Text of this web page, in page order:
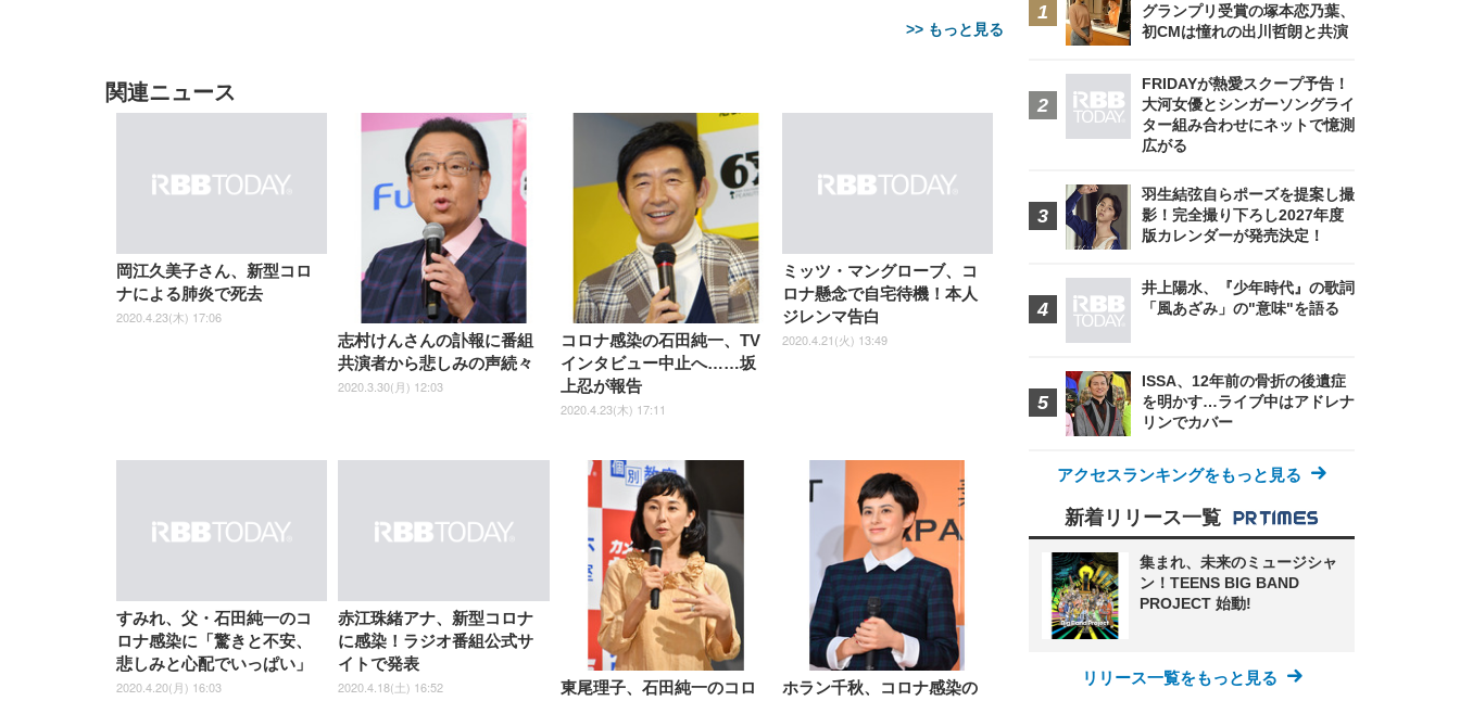
>> もっと見る
子 テレワーク 疲れない 跳ね
上げ式アームレスト コンパク
ト 約105度ロッキング pc 事務
ナイロン樹脂ベース 通気性メ
￥5,699
SIHOO B100 オフィスチェア
／デスクチェア メッシュチェ
ア 人間工学 疲れない ブラッ
Sezlife オフィスチェア デスク
チェア 疲れない テレワーク
チェア 強化バックレスト 30
度ロッキング機能 人間工学 椅
子 腰サポート 90度跳ね上げ
式アームレスト 3Dヘッドレス
ト ハンガー付き 高反発クッシ
ョン PCチェア 通気性メッシ
ュ ゲーミング/勉強/事務用 お
しゃれ パソコンチェア (ブラ
￥7,680
Sezlife オフィスチェア デスク
チェア 疲れない テレワーク
チェア 強化バックレスト 30度
ロッキング機能 人間工学 椅子
腰サポート 90度跳ね上げ式ア
ームレスト 3Dヘッドレスト
ハンガー付き 高反発クッショ
ン PCチェア 通気性メッシュ
ゲーミング/勉強/事務用 おし
￥7,680
ッシュ 通気性 ランバーサ
ポート付き 腰サポート ガ
ス圧無段階昇降 360度回
転 キャスター付き コンパ
クト 幅52×奥行58.5×高さ
84～96cm テレワーク 在
￥4,139
EV3240X-WT | 31.5型4K
UHD・USB Type-C・ホワイ
ト
￥105,595
EIZO ビジネス向けプレミア
ムモニター | FlexScan
EV2740X-WT | 27.0型4K
UHD・USB Type-C・ホワイ
【純正品】27"ゲーミングモ
ニター DualSense 充電フッ
ク付き（CFI-ZDM1J）
￥49,979
【整備済み品】Dell
E2724HS 27インチ 液晶モ
ニター フル
HD（1920×1080）VA 非光
沢 HDMI/DisplayPort/VGA
スピーカー内蔵 高さ調整 ス
イベル VESA対応
ComfortView ビジネス向け
￥15,800
Gaming Monitor 24” Essential ゲ
ーミングモニター QD 24.5インチ
1ms FHD 量子ドット 残像低減 (3
年保証 | 輝点保証 | 日本メーカー)
￥34,980
ーツ 薄型 レギュラー 1回使い
捨て 無香料 ホワイト 300枚
￥3,373
Amazonベーシック ペットシ
ーツ 厚型 ワイド 42枚x2袋(84
枚) ホワイト(吸収面:ライトブ
ネオ・ルーライフ ネオ・オム
ツ L 中型犬用 26枚入り 単品
￥1,800
Smart Basic(スマートベーシ
ック) 【Amazon.co.jp限定】
Smart Basic アイリスオーヤマ
ペットシーツ 超厚型 お徳用
ワイド 100枚入 (x 1) (ケース
販売)
￥3,670
ュラー 200枚入
【Amazon.co.jp限定】
￥3,731
関連ニュース
岡江久美子さん、新型コロ
ナによる肺炎で死去
2020.4.23(木) 17:06
志村けんさんの訃報に番組
共演者から悲しみの声続々
2020.3.30(月) 12:03
コロナ感染の石田純一、TV
インタビュー中止へ……坂
上忍が報告
2020.4.23(木) 17:11
ミッツ・マングローブ、コ
ロナ懸念で自宅待機！本人
ジレンマ告白
2020.4.21(火) 13:49
すみれ、父・石田純一のコ
ロナ感染に「驚きと不安、
悲しみと心配でいっぱい」
2020.4.20(月) 16:03
赤江珠緒アナ、新型コロナ
に感染！ラジオ番組公式サ
イトで発表
2020.4.18(土) 16:52 東尾理子、石田純一のコロ ホラン千秋、コロナ感染の
グランプリ受賞の塚本恋乃葉、
初CMは憧れの出川哲朗と共演
FRIDAYが熱愛スクープ予告！
大河女優とシンガーソングライ
ター組み合わせにネットで憶測
広がる
羽生結弦自らポーズを提案し撮
影！完全撮り下ろし2027年度
版カレンダーが発売決定！
井上陽水、『少年時代』の歌詞
「風あざみ」の"意味"を語る
ISSA、12年前の骨折の後遺症
を明かす…ライブ中はアドレナ
リンでカバー
アクセスランキングをもっと見る
新着リリース一覧
集まれ、未来のミュージシャ
ン！TEENS BIG BAND
PROJECT 始動!
リリース一覧をもっと見る